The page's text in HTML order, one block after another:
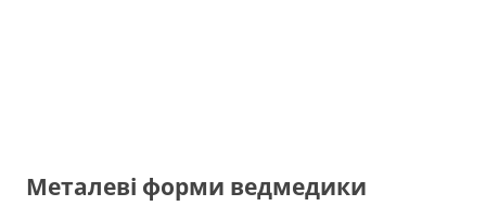
Металеві форми ведмедики